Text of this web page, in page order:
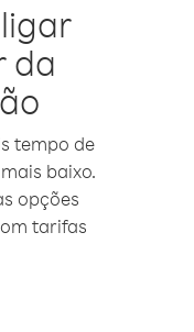
da
tempo de
baixo.
opções
tarifas